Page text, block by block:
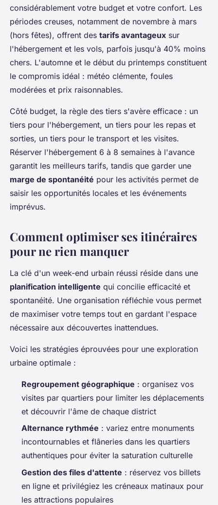
considérablement votre budget et votre confort. Les
périodes creuses, notamment de novembre à mars
(hors fêtes), offrent des tarifs avantageux sur
l'hébergement et les vols, parfois jusqu'à 40% moins
chers. L'automne et le début du printemps constituent
le compromis idéal : météo clémente, foules
modérées et prix raisonnables.
Côté budget, la règle des tiers s'avère efficace : un
tiers pour l'hébergement, un tiers pour les repas et
sorties, un tiers pour le transport et les visites.
Réserver l'hébergement 6 à 8 semaines à l'avance
garantit les meilleurs tarifs, tandis que garder une
marge de spontanéité pour les activités permet de
saisir les opportunités locales et les événements
imprévus.
Comment optimiser ses itinéraires
pour ne rien manquer
La clé d'un week-end urbain réussi réside dans une
planification intelligente qui concilie efficacité et
spontanéité. Une organisation réfléchie vous permet
de maximiser votre temps tout en gardant l'espace
nécessaire aux découvertes inattendues.
Voici les stratégies éprouvées pour une exploration
urbaine optimale :
Regroupement géographique : organisez vos
visites par quartiers pour limiter les déplacements
et découvrir l'âme de chaque district
Alternance rythmée : variez entre monuments
incontournables et flâneries dans les quartiers
authentiques pour éviter la saturation culturelle
Gestion des files d'attente : réservez vos billets
en ligne et privilégiez les créneaux matinaux pour
les attractions populaires